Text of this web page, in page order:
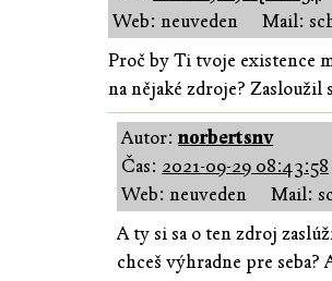
Web: neuveden
Mail:
Proč by Ti tvoje existence
na nějaké zdroje? Zasloužil
Autor:norbertsnv
Čas: 2021-09-29 08:43:58
Web: neuveden
Mail:
A ty si sa o ten zdroj
chceš výhradne pre seba?